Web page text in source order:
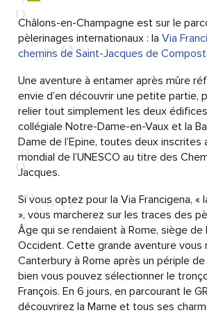
Châlons-en-Champagne est sur le
pèlerinages internationaux : la Via
chemins de Saint-Jacques de
Une aventure à entamer après mûre
envie d’en découvrir une petite partie,
relier tout simplement les deux
collégiale Notre-Dame-en-Vaux et la
Dame de l’Epine, toutes deux inscrites
mondial de l’UNESCO au titre des
Jacques.
Si vous optez pour la Via Francigena, «
», vous marcherez sur les traces des
Âge qui se rendaient à Rome, siège
Occident. Cette grande aventure vous
Canterbury à Rome après un périple
bien vous pouvez sélectionner le
François. En 6 jours, en parcourant le
découvrirez la Marne et tous ses